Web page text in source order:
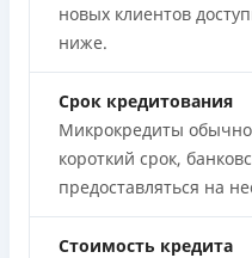
новых клиентов
ниже.
Срок кредитования
Микрокредиты
короткий срок,
предоставляться на
Стоимость кредита